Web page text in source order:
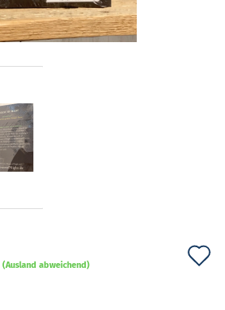
(Ausland abweichend)